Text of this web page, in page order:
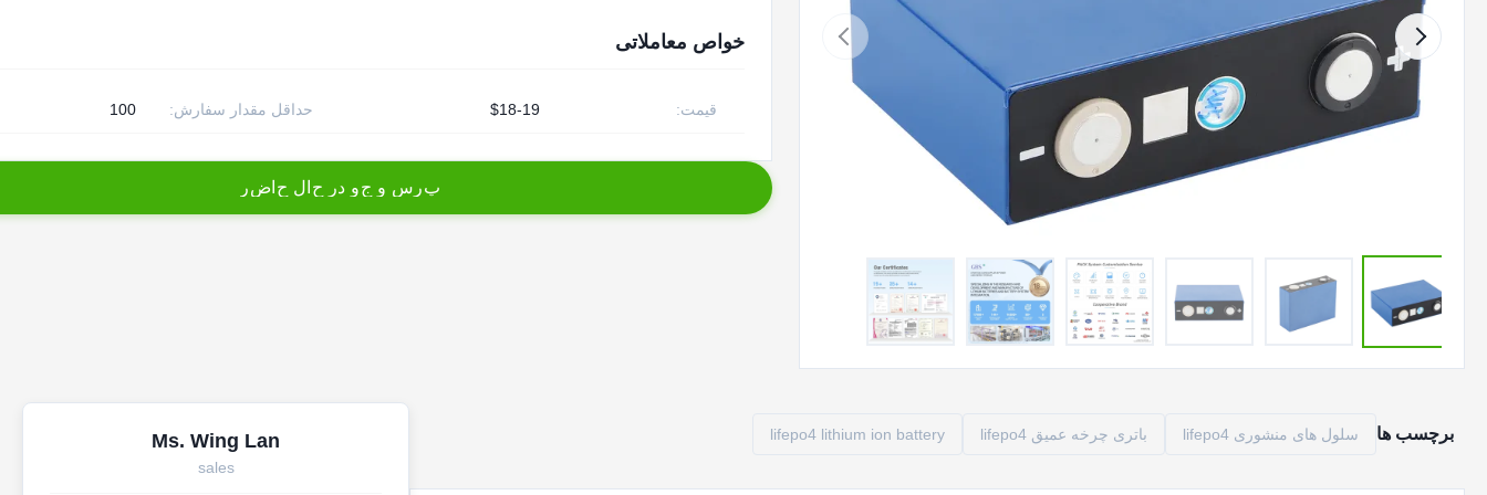
خواص معاملاتی
حداقل مقدار سفارش: 100 قیمت: $18-19
پر س و جو در ح ل ح ضر
برچسب ها سلول های منشوری lifepo4 باتری چرخه عمیق lifepo4 lifepo4 lithium ion battery
Ms. Wing Lan
sales